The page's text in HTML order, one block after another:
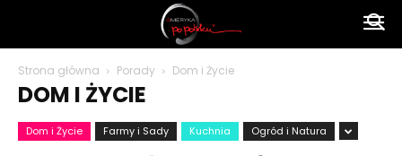
Strona główna Porady Dom i Życie
DOM I ŻYCIE
Dom i Życie Farmy i Sady Kuchnia Ogród i Natura